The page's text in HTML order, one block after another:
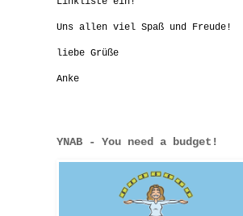
Uns allen viel Spaß und Freude!
liebe Grüße
Anke
YNAB - You need a budget!